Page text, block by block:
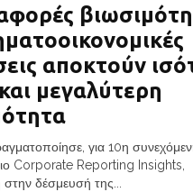
αποκτούν
μεγαλύτερη
για 10η
Corporate Reporting Insights,
στην δέσμευσή της...